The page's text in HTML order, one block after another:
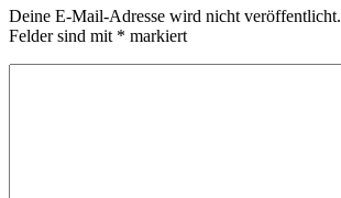
Deine E-Mail-Adresse wird nicht veröffentlicht.
Felder sind mit * markiert